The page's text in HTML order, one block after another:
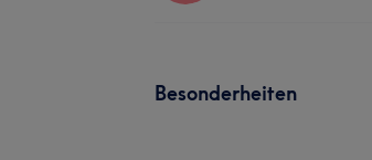
Besonderheiten